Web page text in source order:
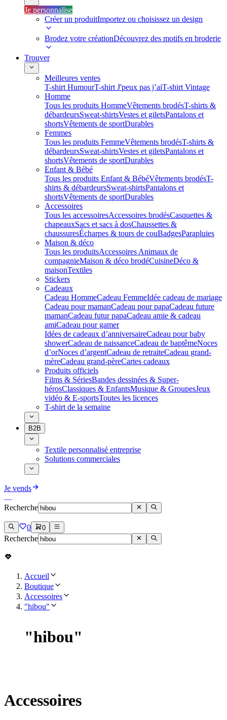
Je personnalise
Créer un produitImportez ou choisissez un design
Brodez votre créationDécouvrez des motifs en broderie
Trouver
Meilleures ventes
T-shirt HumourT-shirt J'peux pas j’aiT-shirt Vintage
Homme
Tous les produits HommeVêtements brodésT-shirts &
débardeursSweat-shirtsVestes et giletsPantalons et
shortsVêtements de sportDurables
Femmes
Tous les produits FemmeVêtements brodésT-shirts &
débardeursSweat-shirtsVestes et giletsPantalons et
shortsVêtements de sportDurables
Enfant & Bébé
Tous les produits Enfant & BébéVêtements brodésT-
shirts & débardeursSweat-shirtsPantalons et
shortsVêtements de sportDurables
Accessoires
Tous les accessoiresAccessoires brodésCasquettes &
chapeauxSacs et sacs à dosChaussettes &
chaussuresÉcharpes & tours de couBadgesParapluies
Maison & déco
Tous les produitsAccessoires Animaux de
compagnieMaison & déco brodéCuisineDéco &
maisonTextiles
Stickers
Cadeaux
Cadeau HommeCadeau FemmeIdée cadeau de mariage​
Cadeau pour mamanCadeau pour papaCadeau future
mamanCadeau futur papaCadeau amie & cadeau
amiCadeau pour gamer
Idées de cadeaux d’anniversaireCadeau pour baby
showerCadeau de naissanceCadeau de baptêmeNoces
d’orNoces d’argentCadeau de retraiteCadeau grand-
mèreCadeau grand-pèreCartes cadeaux
Produits officiels
Films & SériesBandes dessinées & Super-
hérosClassiques & EnfantsMusique & GroupesJeux
vidéo & E-sportsToutes les licences
T-shirt de la semaine
B2B
Textile personnalisé entreprise
Solutions commerciales
Je vends
Recherche
0 0
Recherche
Accueil
Boutique
Accessoires
"hibou"
"hibou"
Accessoires